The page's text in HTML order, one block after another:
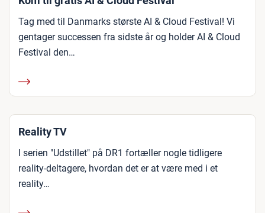
Tag med til Danmarks største AI & Cloud Festival! Vi
gentager successen fra sidste år og holder AI & Cloud
Festival den…
Reality TV
I serien "Udstillet" på DR1 fortæller nogle tidligere
reality-deltagere, hvordan det er at være med i et
reality…